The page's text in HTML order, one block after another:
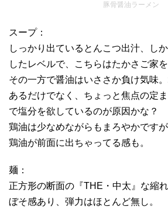
豚骨醤油ラーメン
スープ：
しっかり出ているとんこつ出汁、し
したレベルで、こちらはたかさご家を
その一方で醤油はいささか負け気味
あるだけでなく、ちょっと焦点の定
で塩分を欲しているのが原因かな？
鶏油は少なめながらもまろやかです
鶏油が前面に出ちゃってる感も。
麺：
正方形の断面の『THE・中太』な縮
ぼそ感あり、弾力はほとんど無し。